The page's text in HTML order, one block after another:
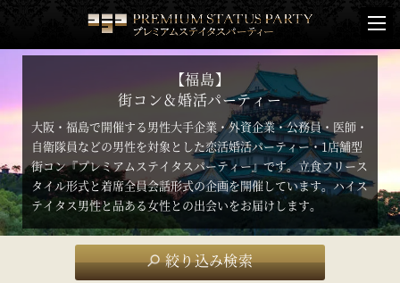
【福島】
街コン＆婚活パーティー
大阪・福島で開催する男性大手企業・外資企業・公務員・医師・
自衛隊員などの男性を対象とした恋活婚活パーティー・1店舗型
街コン『プレミアムステイタスパーティー』です。立食フリース
タイル形式と着席全員会話形式の企画を開催しています。ハイス
テイタス男性と品ある女性との出会いをお届けします。
絞り込み検索